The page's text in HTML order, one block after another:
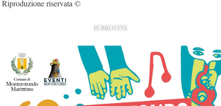
Riproduzione riservata ©
PUBBLICITÀ